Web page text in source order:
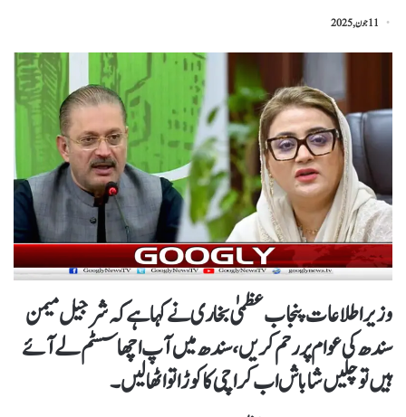
11 جون, 2025
وزیراطلاعات پنجاب عظمیٰ بخاری نے کہا ہے کہ شرجیل میمن
سندھ کی عوام پررحم کریں ، سندھ میں آپ اچھا سسٹم لے آئے
ہیں تو چلیں شاباش اب کراچی کا کوڑا تو اٹھالیں۔